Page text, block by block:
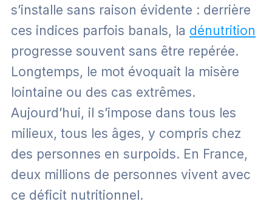
s’installe sans raison évidente : derrière
ces indices parfois banals, la dénutrition
progresse souvent sans être repérée.
Longtemps, le mot évoquait la misère
lointaine ou des cas extrêmes.
Aujourd’hui, il s’impose dans tous les
milieux, tous les âges, y compris chez
des personnes en surpoids. En France,
deux millions de personnes vivent avec
ce déficit nutritionnel.